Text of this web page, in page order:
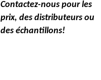
Contactez-nous pour les
prix, des distributeurs ou
des échantillons!